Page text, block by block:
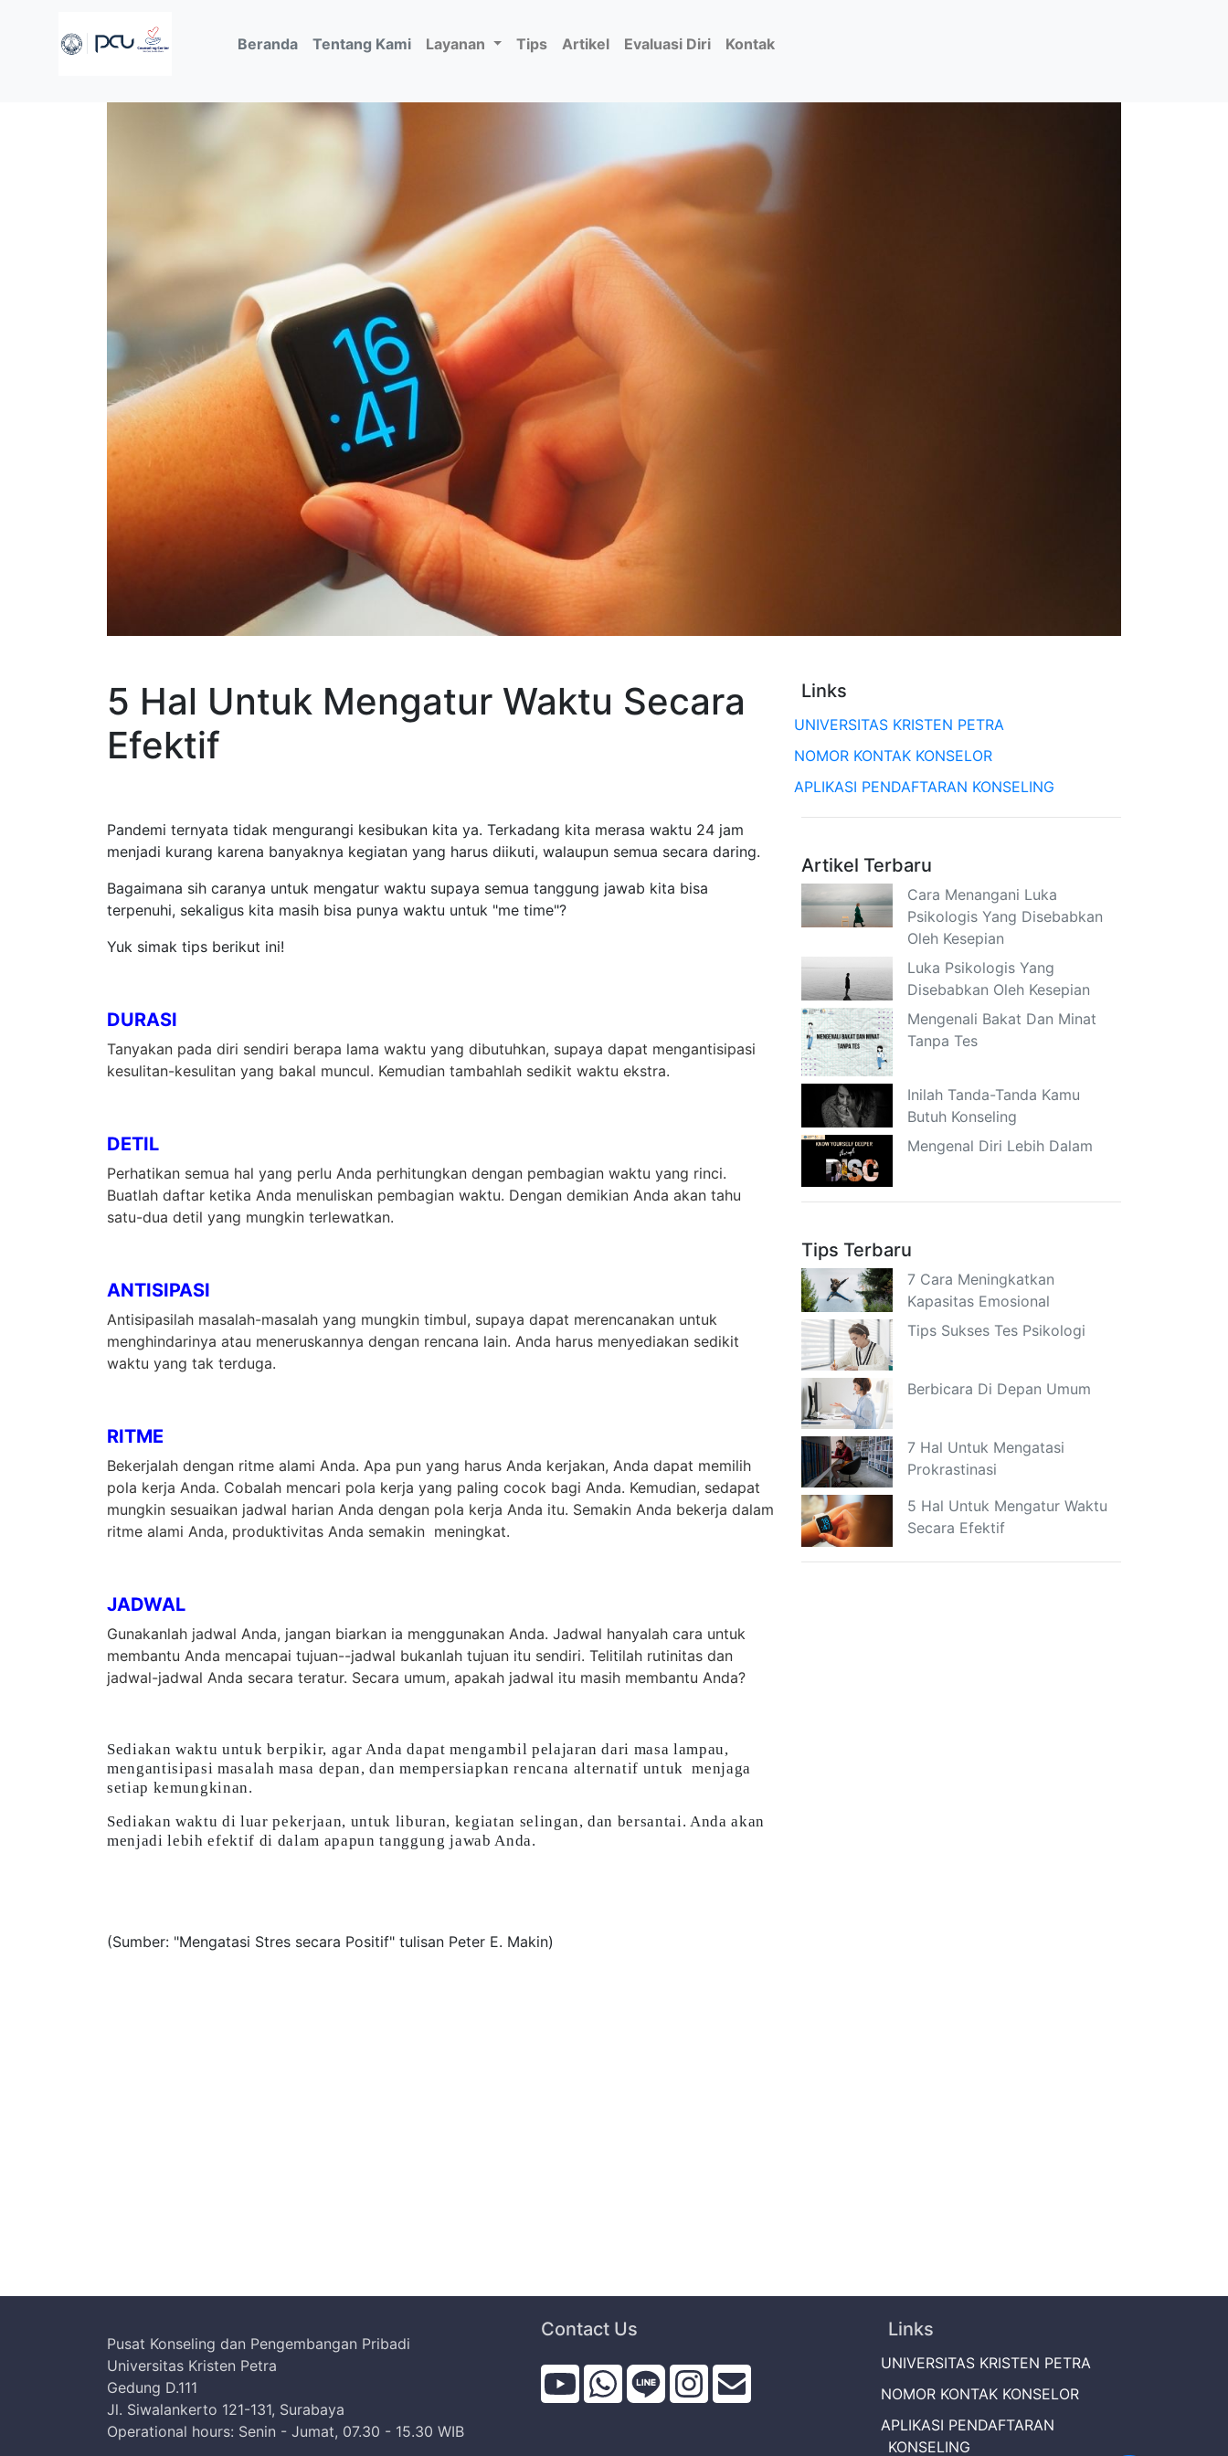
Beranda(current)
Tentang Kami Layanan Tips Artikel Evaluasi Diri Kontak
5 Hal Untuk Mengatur Waktu Secara
Efektif
Pandemi ternyata tidak mengurangi kesibukan kita ya. Terkadang kita merasa waktu 24 jam
menjadi kurang karena banyaknya kegiatan yang harus diikuti, walaupun semua secara daring.
Bagaimana sih caranya untuk mengatur waktu supaya semua tanggung jawab kita bisa
terpenuhi, sekaligus kita masih bisa punya waktu untuk "me time"?
Yuk simak tips berikut ini!
DURASI
Tanyakan pada diri sendiri berapa lama waktu yang dibutuhkan, supaya dapat mengantisipasi
kesulitan-kesulitan yang bakal muncul. Kemudian tambahlah sedikit waktu ekstra.
DETIL
Perhatikan semua hal yang perlu Anda perhitungkan dengan pembagian waktu yang rinci.
Buatlah daftar ketika Anda menuliskan pembagian waktu. Dengan demikian Anda akan tahu
satu-dua detil yang mungkin terlewatkan.
ANTISIPASI
Antisipasilah masalah-masalah yang mungkin timbul, supaya dapat merencanakan untuk
menghindarinya atau meneruskannya dengan rencana lain. Anda harus menyediakan sedikit
waktu yang tak terduga.
RITME
Bekerjalah dengan ritme alami Anda. Apa pun yang harus Anda kerjakan, Anda dapat memilih
pola kerja Anda. Cobalah mencari pola kerja yang paling cocok bagi Anda. Kemudian, sedapat
mungkin sesuaikan jadwal harian Anda dengan pola kerja Anda itu. Semakin Anda bekerja dalam
ritme alami Anda, produktivitas Anda semakin meningkat.
JADWAL
Gunakanlah jadwal Anda, jangan biarkan ia menggunakan Anda. Jadwal hanyalah cara untuk
membantu Anda mencapai tujuan--jadwal bukanlah tujuan itu sendiri. Telitilah rutinitas dan
jadwal-jadwal Anda secara teratur. Secara umum, apakah jadwal itu masih membantu Anda?
Sediakan waktu untuk berpikir, agar Anda dapat mengambil pelajaran dari masa lampau,
mengantisipasi masalah masa depan, dan mempersiapkan rencana alternatif untuk menjaga
setiap kemungkinan.
Sediakan waktu di luar pekerjaan, untuk liburan, kegiatan selingan, dan bersantai. Anda akan
menjadi lebih efektif di dalam apapun tanggung jawab Anda.
(Sumber: "Mengatasi Stres secara Positif" tulisan Peter E. Makin)
Links
UNIVERSITAS KRISTEN PETRA
NOMOR KONTAK KONSELOR
APLIKASI PENDAFTARAN KONSELING
Artikel Terbaru
Cara Menangani Luka
Psikologis Yang Disebabkan
Oleh Kesepian
Luka Psikologis Yang
Disebabkan Oleh Kesepian
Mengenali Bakat Dan Minat
Tanpa Tes
Inilah Tanda-Tanda Kamu
Butuh Konseling
Mengenal Diri Lebih Dalam
Tips Terbaru
7 Cara Meningkatkan
Kapasitas Emosional
Tips Sukses Tes Psikologi
Berbicara Di Depan Umum
7 Hal Untuk Mengatasi
Prokrastinasi
5 Hal Untuk Mengatur Waktu
Secara Efektif
Pusat Konseling dan Pengembangan Pribadi
Universitas Kristen Petra
Gedung D.111
Jl. Siwalankerto 121-131, Surabaya
Operational hours: Senin - Jumat, 07.30 - 15.30 WIB
Contact Us Links
UNIVERSITAS KRISTEN PETRA
NOMOR KONTAK KONSELOR
APLIKASI PENDAFTARAN
KONSELING